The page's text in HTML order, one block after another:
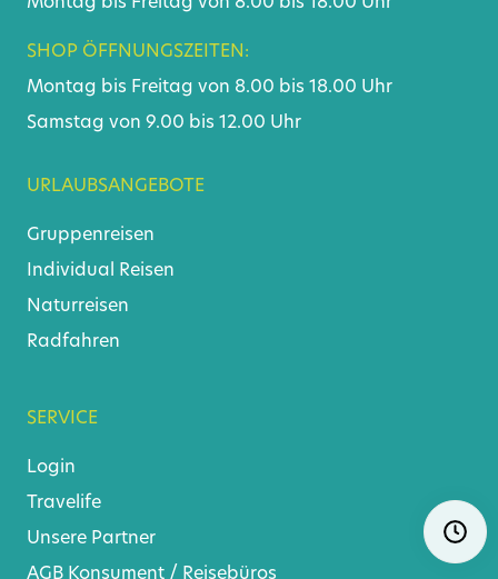
SHOP ÖFFNUNGSZEITEN:
Montag bis Freitag von 8.00 bis 18.00 Uhr
Samstag von 9.00 bis 12.00 Uhr
URLAUBSANGEBOTE
Gruppenreisen
Individual Reisen
Naturreisen
Radfahren
SERVICE
Login
Travelife
Unsere Partner
AGB Konsument / Reisebüros
Skip